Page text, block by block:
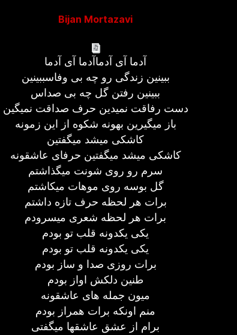
Bijan Mortazavi
آدما آی آدماآدما آی آدما
ببینین زندگی رو چه بی وفاسببینین
ببینین رفتن گل چه بی صداس
دست رفاقت نمیدین حرف صداقت نمیگین
باز میگیرین بهونه شکوه از این زمونه
کاشکی میشد میگفتین
کاشکی میشد میگفتین حرفای عاشقونه
سرم رو روی شونت میگذاشتم
گل بوسه روی موهات میکاشتم
برات هر لحظه حرف تازه داشتم
برات هر لحظه شعری میسرودم
یکی یکدونه قلب تو بودم
یکی یکدونه قلب تو بودم
برات روزی صدا و ساز بودم
طنین دلکش اواز بودم
میون جمله های عاشقونه
منم اونکه برات همراز بودم
برام از عشق عاشقها میگفتی